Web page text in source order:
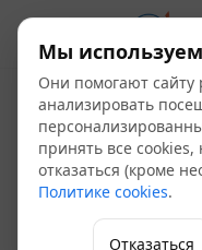
Тройник
ВР - НР -
Тройник латунный
Мы
Они помогают сайту
анализировать
принять все cookies,
отказаться (кроме
Политике cookies.
Отказаться